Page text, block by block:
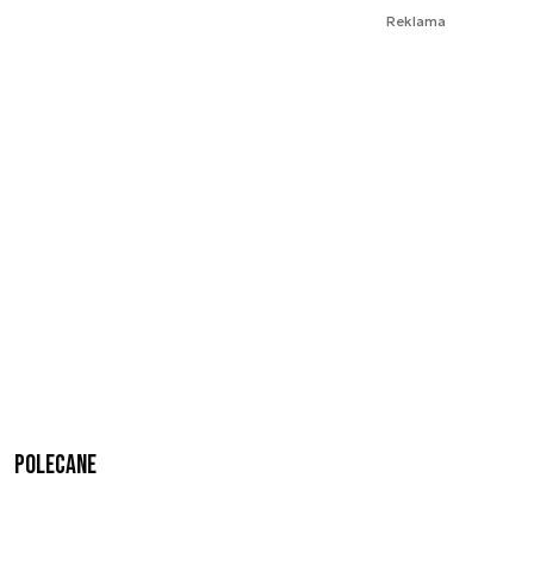
Reklama
Polecane